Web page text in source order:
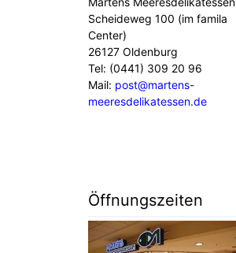
Scheideweg 100 (im famila
Center)
26127 Oldenburg
Tel: (0441) 309 20 96
Mail: post@martens-
meeresdelikatessen.de
Öffnungszeiten